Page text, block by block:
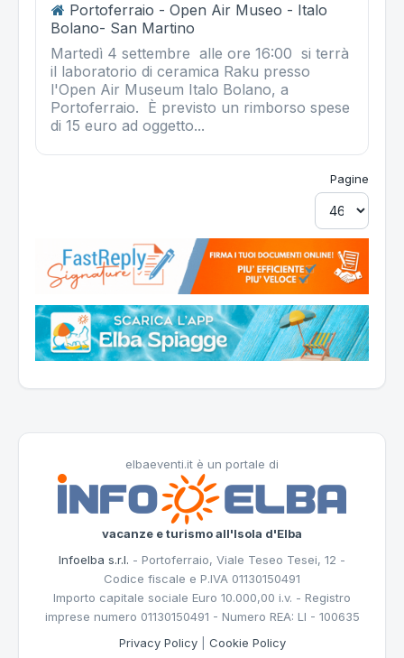
Portoferraio - Open Air Museo - Italo
Bolano- San Martino
Martedì 4 settembre alle ore 16:00 si terrà
il laboratorio di ceramica Raku presso
l'Open Air Museum Italo Bolano, a
Portoferraio. È previsto un rimborso spese
di 15 euro ad oggetto...
Pagine
elbaeventi.it è un portale di
vacanze e turismo all'Isola d'Elba
Infoelba s.r.l. - Portoferraio, Viale Teseo Tesei, 12 -
Codice fiscale e P.IVA 01130150491
Importo capitale sociale Euro 10.000,00 i.v. - Registro
imprese numero 01130150491 - Numero REA: LI - 100635
Privacy Policy| Cookie Policy